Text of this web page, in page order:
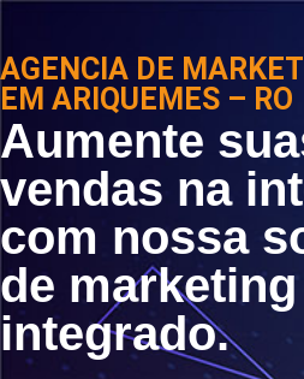
AGENCIA DE
EM ARIQUEMES – RO
Aumente
vendas na
com nossa
de marketing
integrado.